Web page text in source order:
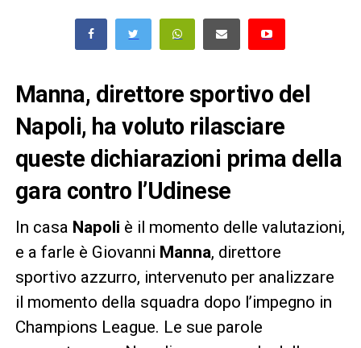
Manna, direttore sportivo del
Napoli, ha voluto rilasciare
queste dichiarazioni prima della
gara contro l’Udinese
In casa Napoli è il momento delle valutazioni,
e a farle è Giovanni Manna, direttore
sportivo azzurro, intervenuto per analizzare
il momento della squadra dopo l’impegno in
Champions League. Le sue parole